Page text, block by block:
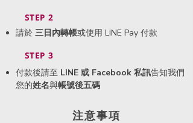
STEP 2
請於 三日內轉帳或使用 LINE Pay 付款
STEP 3
付款後請至 LINE 或 Facebook 私訊告知我們
您的姓名與帳號後五碼
​注意事項